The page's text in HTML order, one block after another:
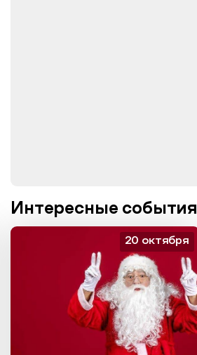
Интересные события
20 октября